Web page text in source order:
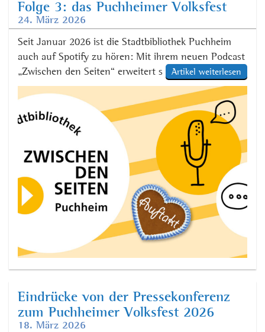
Folge 3: das Puchheimer Volksfest
AUFTAKT
24. März 2026
Seit Januar 2026 ist die Stadtbibliothek Puchheim
auch auf Spotify zu hören: Mit ihrem neuen Podcast
„Zwischen den Seiten“ erweitert sie ihr Angebot um
ein lebendiges, digitales Format. Im Mittelpunkt
stehen die Stadtbibliothek selbst, ihre Arbeit und – je
nach Thema – aktuelle Entwicklungen und
Persönlichkeiten aus dem Stadtgeschehen. In der
Märzfolge (ab 26.03.) dreht […]
Artikel weiterlesen
Eindrücke von der Pressekonferenz
zum Puchheimer Volksfest 2026
18. März 2026